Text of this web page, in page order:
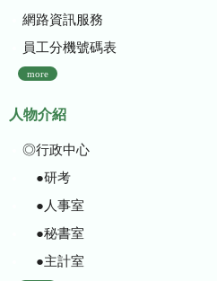
網路資訊服務
員工分機號碼表
more
人物介紹
◎行政中心
●研考
●人事室
●秘書室
●主計室